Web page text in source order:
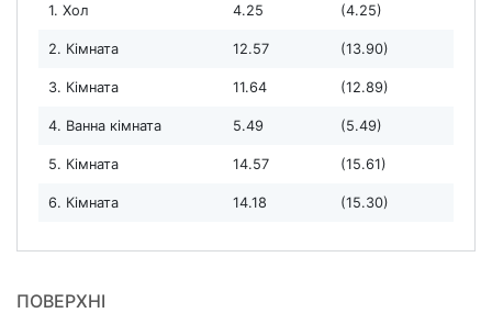
1. Хол 4.25 (4.25)
2. Кімната 12.57 (13.90)
3. Кімната 11.64 (12.89)
4. Ванна кімната 5.49 (5.49)
5. Кімната 14.57 (15.61)
6. Кімната 14.18 (15.30)
ПОВЕРХНІ